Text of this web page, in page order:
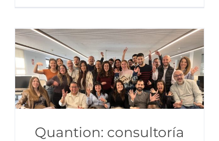
Quantion: consultoría